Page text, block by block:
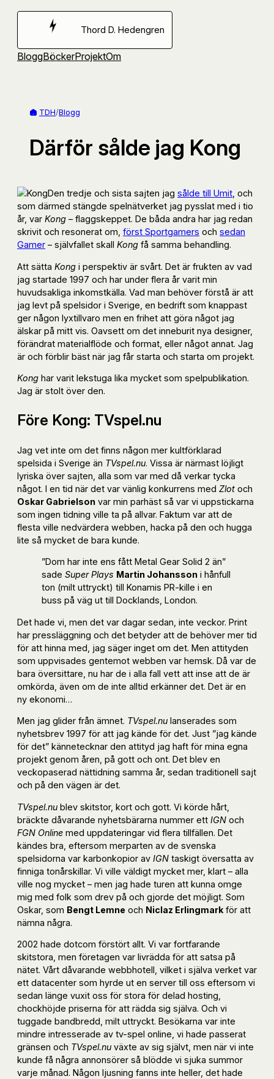
Hoppa
Thord D. Hedengren
BloggBöckerProjektOm
TDH/Blogg
Därför sålde jag Kong
Den tredje och sista sajten jag sålde till Umit , och
som därmed stängde spelnätverket jag pysslat med i tio
år, var Kong – flaggskeppet. De båda andra har jag redan
skrivit och resonerat om, först Sportgamers och sedan
Gamer – självfallet skall Kong få samma behandling.
Att sätta Kong i perspektiv är svårt. Det är frukten av vad
jag startade 1997 och har under flera år varit min
huvudsakliga inkomstkälla. Vad man behöver förstå är att
jag levt på spelsidor i Sverige, en bedrift som knappast
ger någon lyxtillvaro men en frihet att göra något jag
älskar på mitt vis. Oavsett om det inneburit nya designer,
förändrat materialflöde och format, eller något annat. Jag
är och förblir bäst när jag får starta och starta om projekt.
Kong har varit lekstuga lika mycket som spelpublikation.
Jag är stolt över den.
Före Kong: TVspel.nu
Jag vet inte om det finns någon mer kultförklarad
spelsida i Sverige än TVspel.nu. Vissa är närmast löjligt
lyriska över sajten, alla som var med då verkar tycka
något. I en tid när det var vänlig konkurrens med Zlot och
Oskar Gabrielson var min parhäst så var vi uppstickarna
som ingen tidning ville ta på allvar. Faktum var att de
flesta ville nedvärdera webben, hacka på den och hugga
lite så mycket de bara kunde.
”Dom har inte ens fått Metal Gear Solid 2 än”
sade Super Plays Martin Johansson i hånfull
ton (milt uttryckt) till Konamis PR-kille i en
buss på väg ut till Docklands, London.
Det hade vi, men det var dagar sedan, inte veckor. Print
har pressläggning och det betyder att de behöver mer tid
för att hinna med, jag säger inget om det. Men attityden
som uppvisades gentemot webben var hemsk. Då var de
bara översittare, nu har de i alla fall vett att inse att de är
omkörda, även om de inte alltid erkänner det. Det är en
ny ekonomi…
Men jag glider från ämnet. TVspel.nu lanserades som
nyhetsbrev 1997 för att jag kände för det. Just ”jag kände
för det” kännetecknar den attityd jag haft för mina egna
projekt genom åren, på gott och ont. Det blev en
veckopaserad nättidning samma år, sedan traditionell sajt
och på den vägen är det.
TVspel.nu blev skitstor, kort och gott. Vi körde hårt,
bräckte dåvarande nyhetsbärarna nummer ett IGN och
FGN Online med uppdateringar vid flera tillfällen. Det
kändes bra, eftersom merparten av de svenska
spelsidorna var karbonkopior av IGN taskigt översatta av
finniga tonårskillar. Vi ville väldigt mycket mer, klart – alla
ville nog mycket – men jag hade turen att kunna omge
mig med folk som drev på och gjorde det möjligt. Som
Oskar, som Bengt Lemne och Niclaz Erlingmark för att
nämna några.
2002 hade dotcom förstört allt. Vi var fortfarande
skitstora, men företagen var livrädda för att satsa på
nätet. Vårt dåvarande webbhotell, vilket i själva verket var
ett datacenter som hyrde ut en server till oss eftersom vi
sedan länge vuxit oss för stora för delad hosting,
chockhöjde priserna för att rädda sig själva. Och vi
tuggade bandbredd, milt uttryckt. Besökarna var inte
mindre intresserade av tv-spel online, vi hade passerat
gränsen och TVspel.nu växte av sig självt, men när vi inte
kunde få några annonsörer så blödde vi sjuka summor
varje månad. Någon ljusning fanns inte heller, det hade